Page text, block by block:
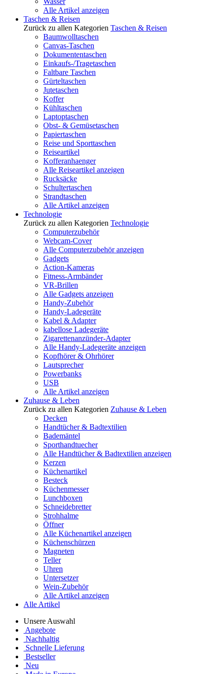
Alle Artikel anzeigen
Taschen & Reisen
Zurück zu allen Kategorien Taschen & Reisen
Baumwolltaschen
Canvas-Taschen
Dokumententaschen
Einkaufs-/Tragetaschen
Faltbare Taschen
Gürteltaschen
Jutetaschen
Koffer
Kühltaschen
Laptoptaschen
Obst- & Gemüsetaschen
Papiertaschen
Reise und Sporttaschen
Reiseartikel
Kofferanhaenger
Alle Reiseartikel anzeigen
Rucksäcke
Schultertaschen
Strandtaschen
Alle Artikel anzeigen
Technologie
Zurück zu allen Kategorien Technologie
Computerzubehör
Webcam-Cover
Alle Computerzubehör anzeigen
Gadgets
Action-Kameras
Fitness-Armbänder
VR-Brillen
Alle Gadgets anzeigen
Handy-Zubehör
Handy-Ladegeräte
Kabel & Adapter
kabellose Ladegeräte
Zigarettenanzünder-Adapter
Alle Handy-Ladegeräte anzeigen
Kopfhörer & Ohrhörer
Lautsprecher
Powerbanks
USB
Alle Artikel anzeigen
Zuhause & Leben
Zurück zu allen Kategorien Zuhause & Leben
Decken
Handtücher & Badtextilien
Bademäntel
Sporthandtuecher
Alle Handtücher & Badtextilien anzeigen
Kerzen
Küchenartikel
Besteck
Küchenmesser
Lunchboxen
Schneidebretter
Strohhalme
Öffner
Alle Küchenartikel anzeigen
Küchenschürzen
Magneten
Teller
Uhren
Untersetzer
Wein-Zubehör
Alle Artikel anzeigen
Alle Artikel
Unsere Auswahl
Angebote
Nachhaltig
Schnelle Lieferung
Bestseller
Neu